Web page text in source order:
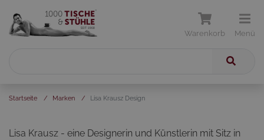
Warenkorb Menü
Startseite / Marken / Lisa Krausz Design
Lisa Krausz - eine Designerin und Künstlerin mit Sitz in